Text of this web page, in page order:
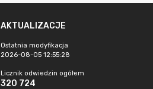
AKTUALIZACJE
Ostatnia modyfikacja
2026-08-05 12:55:28
Licznik odwiedzin ogółem
320 724